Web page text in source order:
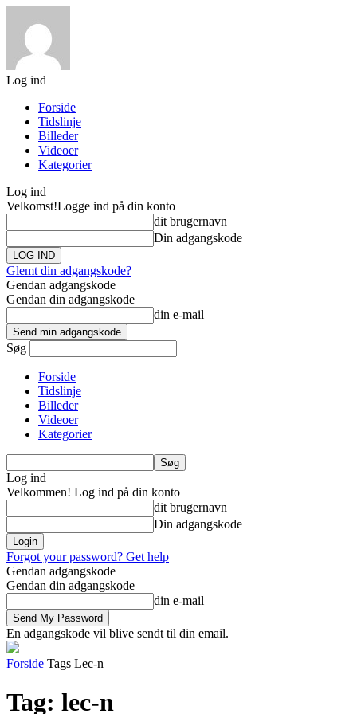
Log ind
Forside
Tidslinje
Billeder
Videoer
Kategorier
Log ind
Velkomst!Logge ind på din konto
dit brugernavn
Din adgangskode
Glemt din adgangskode?
Gendan adgangskode
Gendan din adgangskode
din e-mail
Søg
Forside
Tidslinje
Billeder
Videoer
Kategorier
Log ind
Velkommen! Log ind på din konto
dit brugernavn
Din adgangskode
Forgot your password? Get help
Gendan adgangskode
Gendan din adgangskode
din e-mail
En adgangskode vil blive sendt til din email.
Forside Tags Lec-n
Tag: lec-n